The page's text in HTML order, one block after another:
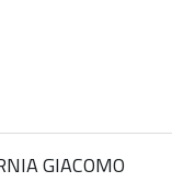
GIACOMO